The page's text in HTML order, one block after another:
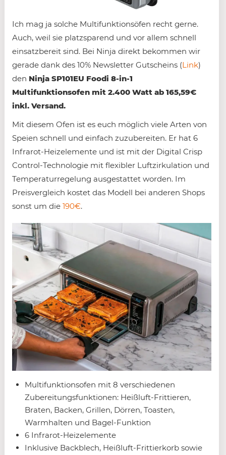
Ich mag ja solche Multifunktionsöfen recht gerne.
Auch, weil sie platzsparend und vor allem schnell
einsatzbereit sind. Bei Ninja direkt bekommen wir
gerade dank des 10% Newsletter Gutscheins (Link)
den Ninja SP101EU Foodi 8-in-1
Multifunktionsofen mit 2.400 Watt ab 165,59€
inkl. Versand.
Mit diesem Ofen ist es euch möglich viele Arten von
Speien schnell und einfach zuzubereiten. Er hat 6
Infrarot-Heizelemente und ist mit der Digital Crisp
Control-Technologie mit flexibler Luftzirkulation und
Temperaturregelung ausgestattet worden. Im
Preisvergleich kostet das Modell bei anderen Shops
sonst um die 190€.
Multifunktionsofen mit 8 verschiedenen
Zubereitungsfunktionen: Heißluft-Frittieren,
Braten, Backen, Grillen, Dörren, Toasten,
Warmhalten und Bagel-Funktion
6 Infrarot-Heizelemente
Inklusive Backblech, Heißluft-Frittierkorb sowie